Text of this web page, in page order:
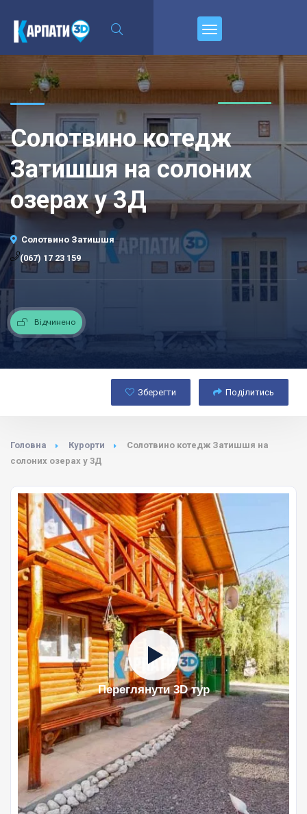
Солотвино котедж
Затишшя на солоних
озерах у 3Д
Солотвино Затишшя
(067) 17 23 159
Відчинено
Зберегти Поділитись
Головна Курорти
Солотвино котедж Затишшя на
солоних озерах у 3Д
Переглянути 3D тур